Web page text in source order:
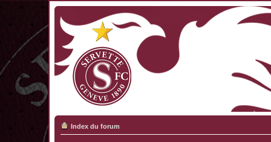
Index du forum